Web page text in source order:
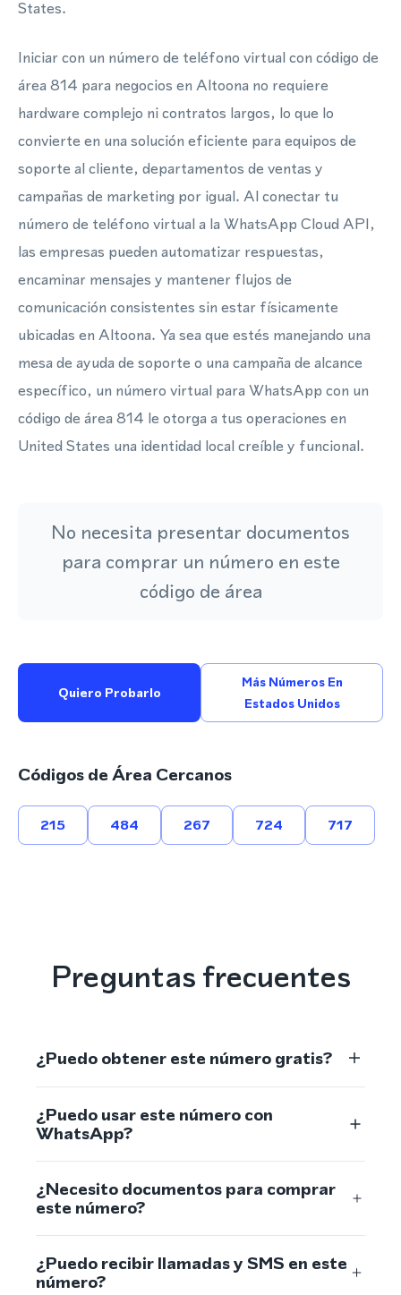
States.
Iniciar con un número de teléfono virtual con código de
área 814 para negocios en Altoona no requiere
hardware complejo ni contratos largos, lo que lo
convierte en una solución eficiente para equipos de
soporte al cliente, departamentos de ventas y
campañas de marketing por igual. Al conectar tu
número de teléfono virtual a la WhatsApp Cloud API,
las empresas pueden automatizar respuestas,
encaminar mensajes y mantener flujos de
comunicación consistentes sin estar físicamente
ubicadas en Altoona. Ya sea que estés manejando una
mesa de ayuda de soporte o una campaña de alcance
específico, un número virtual para WhatsApp con un
código de área 814 le otorga a tus operaciones en
United States una identidad local creíble y funcional.
No necesita presentar documentos
para comprar un número en este
código de área
Quiero Probarlo
Más Números En
Estados Unidos
Códigos de Área Cercanos
215 484 267 724 717
Preguntas frecuentes
¿Puedo obtener este número gratis?
¿Puedo usar este número con
WhatsApp?
¿Necesito documentos para comprar
este número?
¿Puedo recibir llamadas y SMS en este
número?